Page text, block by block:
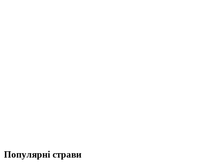
Популярні страви